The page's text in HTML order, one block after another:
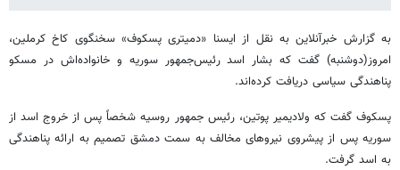
به گزارش خبرآنلاین به نقل از ایسنا «دمیتری پسکوف» سخنگوی کاخ کرملین،
امروز(دوشنبه) گفت که بشار اسد رئیس‌جمهور سوریه و خانواده‌اش در مسکو
پناهندگی سیاسی دریافت کرده‌اند.
پسکوف گفت که ولادیمیر پوتین، رئیس جمهور روسیه شخصاً پس از خروج اسد از
سوریه پس از پیشروی نیروهای مخالف به سمت دمشق تصمیم به ارائه پناهندگی
به اسد گرفت.